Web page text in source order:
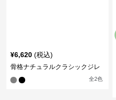
¥6,620 (税込)
骨格ナチュラルクラシックジレ
全2色